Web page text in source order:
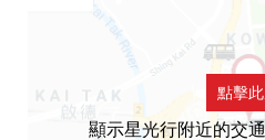
點擊
顯示星光行附近的交